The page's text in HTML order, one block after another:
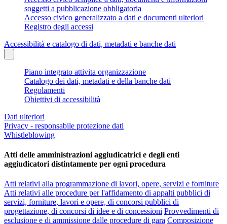
soggetti a pubblicazione obbligatoria
Accesso civico generalizzato a dati e documenti ulteriori
Registro degli accessi
Accessibilità e catalogo di dati, metadati e banche dati
Piano integrato attivita organizzazione
Catalogo dei dati, metadati e della banche dati
Regolamenti
Obiettivi di accessibilità
Dati ulteriori
Privacy - responsabile protezione dati
Whistleblowing
Atti delle amministrazioni aggiudicatrici e degli enti
aggiudicatori distintamente per ogni procedura
Atti relativi alla programmazione di lavori, opere, servizi e forniture
Atti relativi alle procedure per l'affidamento di appalti pubblici di
servizi, forniture, lavori e opere, di concorsi pubblici di
progettazione, di concorsi di idee e di concessioni Provvedimenti di
esclusione e di ammissione dalle procedure di gara Composizione